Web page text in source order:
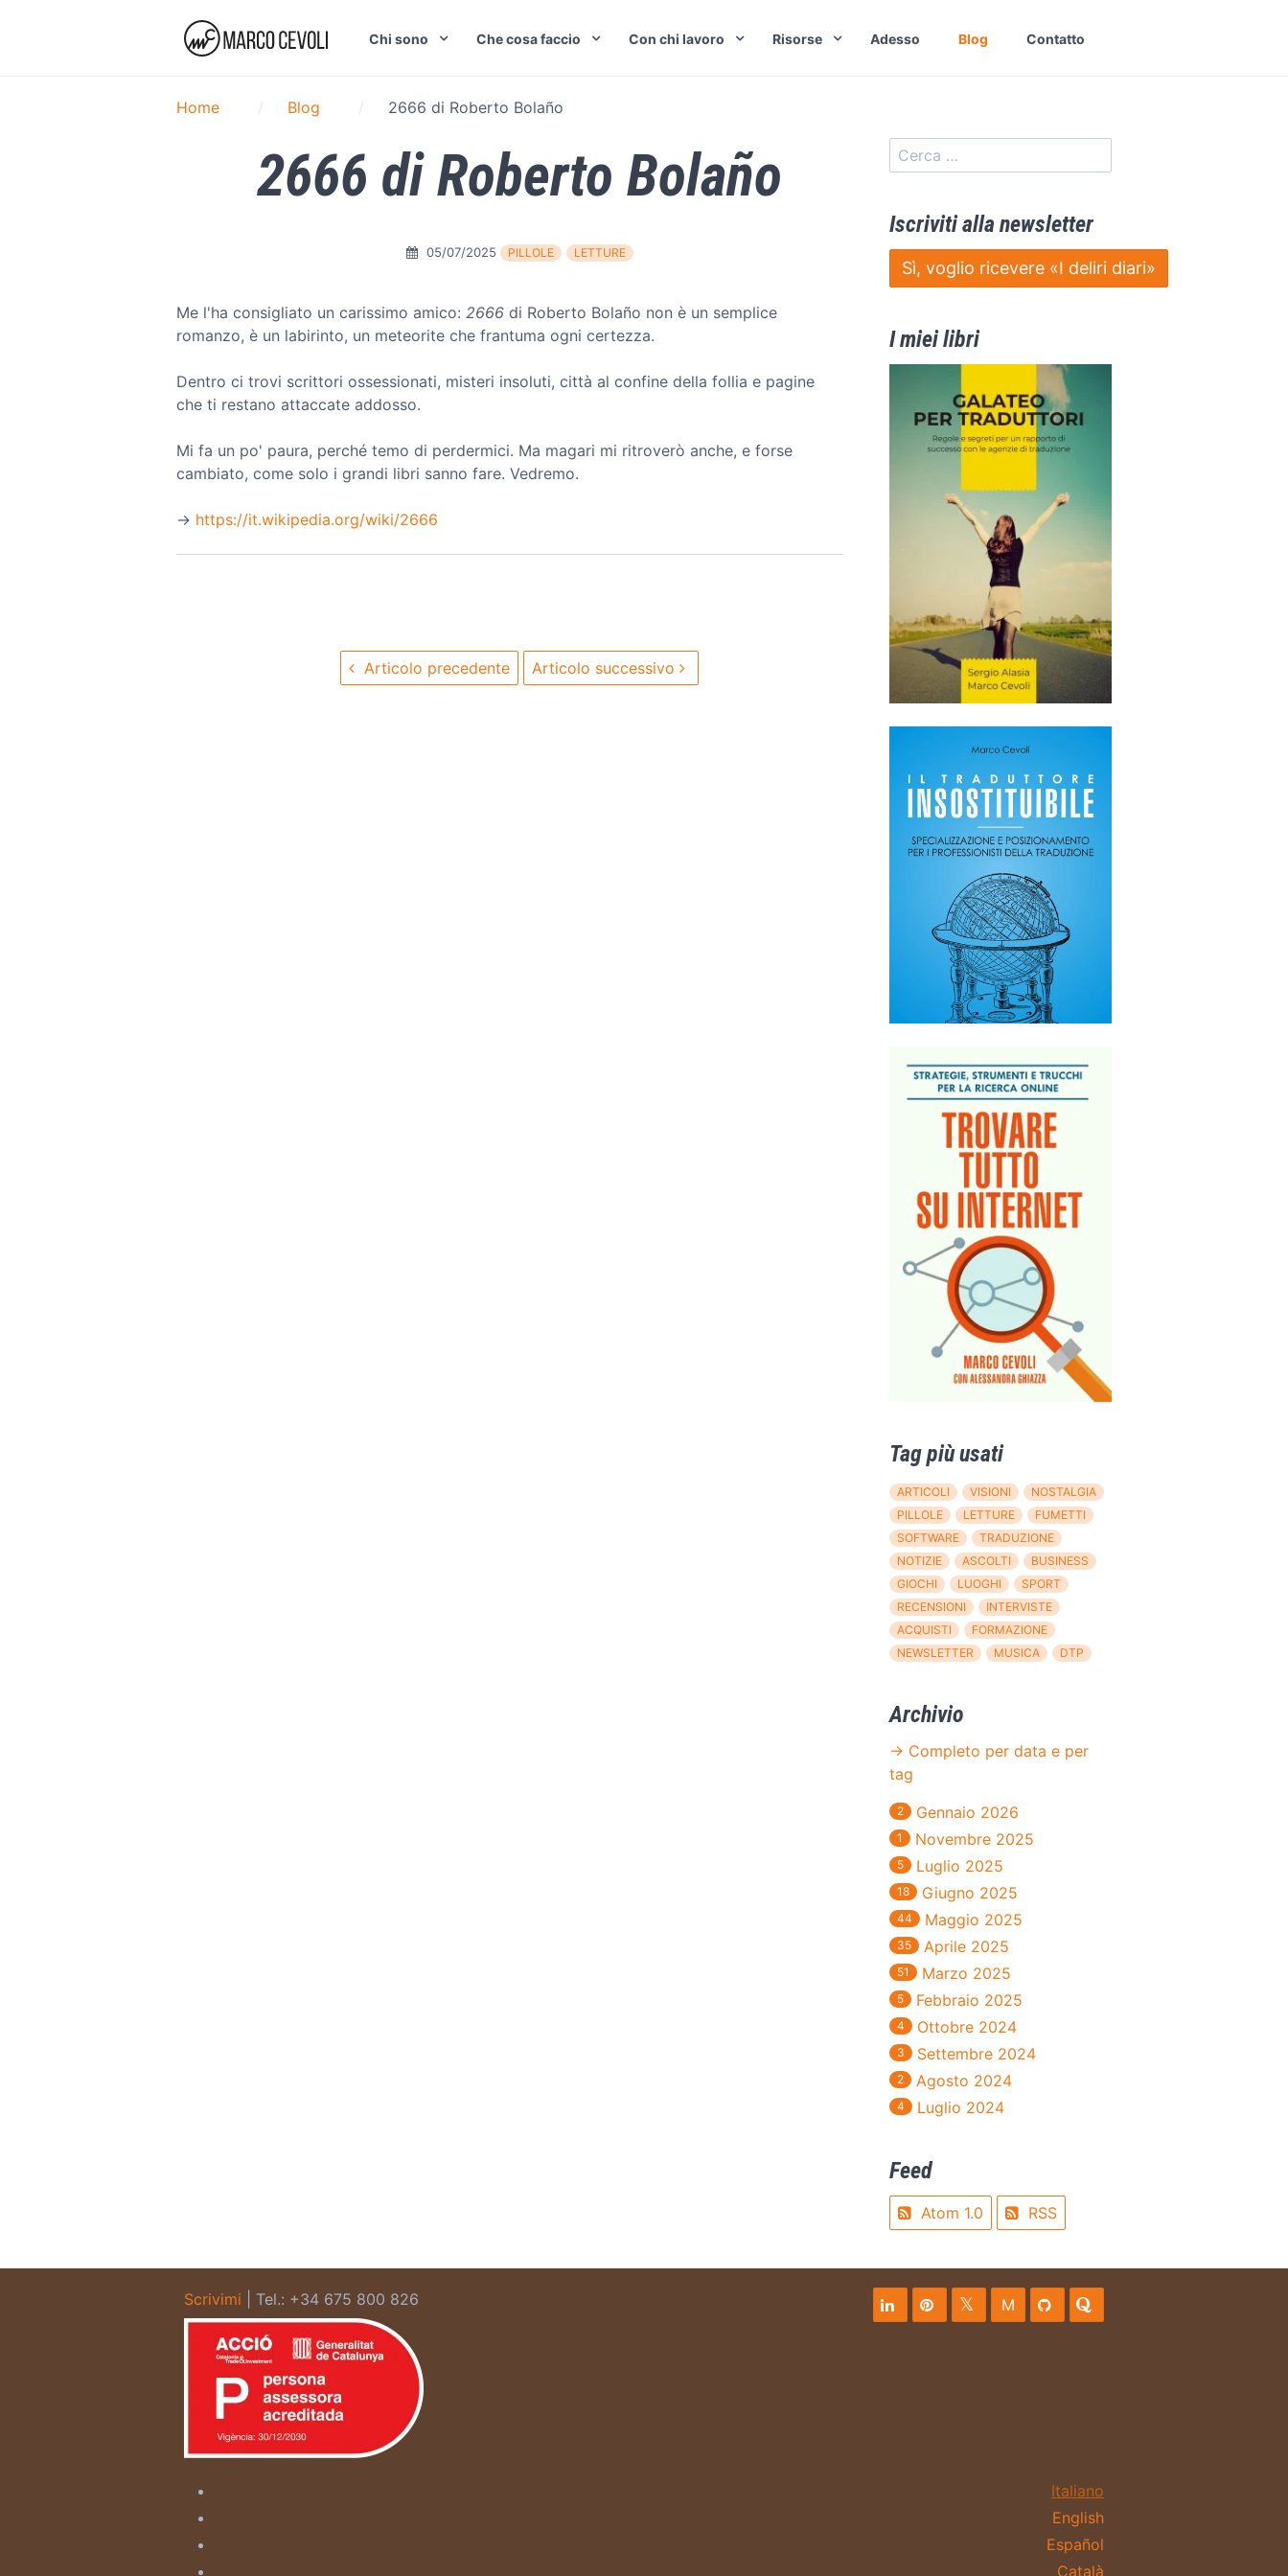
Chi sono Che cosa faccio Con chi lavoro Risorse Adesso Blog Contatto
Home Blog 2666 di Roberto Bolaño
2666 di Roberto Bolaño
05/07/2025 PILLOLE LETTURE
Me l'ha consigliato un carissimo amico: 2666 di Roberto Bolaño non è un semplice
romanzo, è un labirinto, un meteorite che frantuma ogni certezza.
Dentro ci trovi scrittori ossessionati, misteri insoluti, città al confine della follia e pagine
che ti restano attaccate addosso.
Mi fa un po' paura, perché temo di perdermici. Ma magari mi ritroverò anche, e forse
cambiato, come solo i grandi libri sanno fare. Vedremo.
→️ https://it.wikipedia.org/wiki/2666
Articolo precedente Articolo successivo
Iscriviti alla newsletter
Sì, voglio ricevere «I deliri diari»
I miei libri
Tag più usati
ARTICOLI VISIONI
NOSTALGIA
PILLOLE
LETTURE
FUMETTI
SOFTWARE
TRADUZIONE
NOTIZIE
ASCOLTI
BUSINESS
GIOCHI
LUOGHI
SPORT
RECENSIONI
INTERVISTE
ACQUISTI
FORMAZIONE
NEWSLETTER
MUSICA DTP
Archivio
→ Completo per data e per
tag
2 Gennaio 2026
1 Novembre 2025
5 Luglio 2025
18 Giugno 2025
44 Maggio 2025
35 Aprile 2025
51 Marzo 2025
5 Febbraio 2025
4 Ottobre 2024
3 Settembre 2024
2 Agosto 2024
4 Luglio 2024
Feed
Atom 1.0 RSS
Scrivimi | Tel.: +34 675 800 826 M
Italiano
English
Español
Català